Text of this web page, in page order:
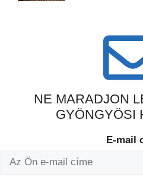
NE MARADJON
GYÖNGYÖSI
E-mail